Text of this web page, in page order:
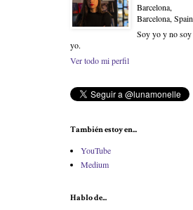
Barcelona,
Barcelona, Spain
Soy yo y no soy
yo.
Ver todo mi perfil
También estoy en...
YouTube
Medium
Hablo de...